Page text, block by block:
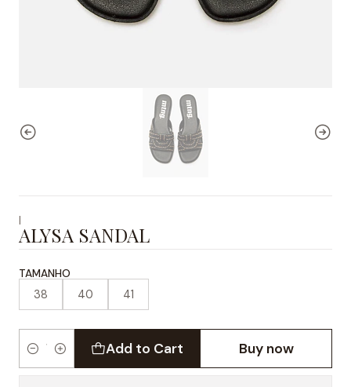
|
ALYSA SANDAL
TAMANHO
38 40 41
Quantity
Add to Cart Buy now